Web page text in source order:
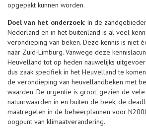
opgepakt kunnen worden.
Doel van het onderzoek: In de
Nederland en in het buitenland is al veel
verondieping van beken. Deze kennis is niet
naar Zuid-Limburg. Vanwege deze
Heuvelland tot op heden nauwelijks
dus zaak specifiek in het Heuvelland te
de verondieping van heuvellandbeken met
waarden. De urgentie is groot, gezien de
natuurwaarden in en buiten de beek, de
maatregelen in de beheerplannen voor
oogpunt van klimaatverandering.